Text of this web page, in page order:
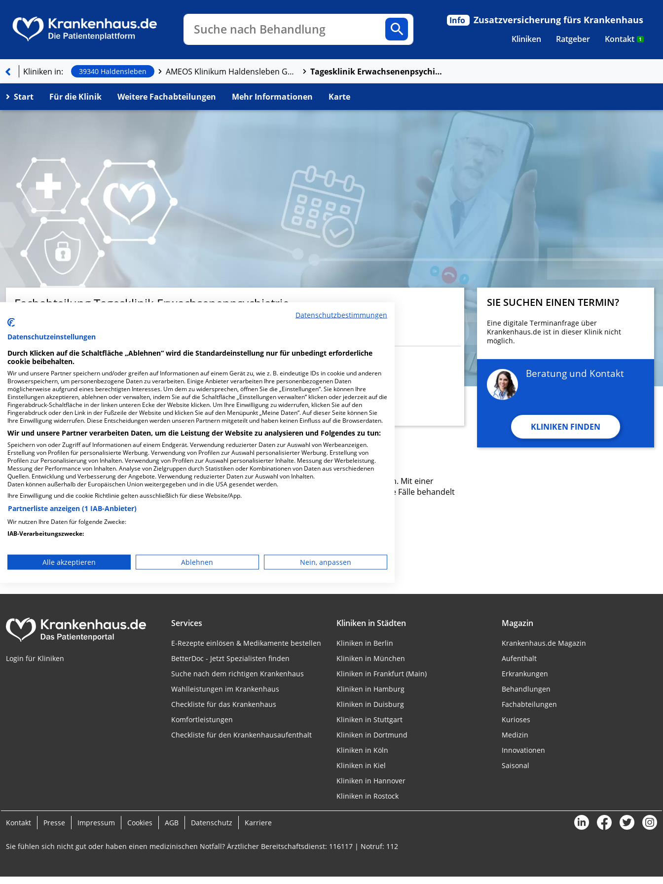
Suche nach Behandlung
Kliniken
Ratgeber Kontakt 1
Info Zusatzversicherung fürs Krankenhaus
Kliniken in: 39340 Haldensleben AMEOS Klinikum Haldensleben GmbH Tagesklinik Erwachsenenpsychiatrie
Start Für die Klinik Weitere Fachabteilungen Mehr Informationen Karte
Fachabteilung Tagesklinik Erwachsenenpsychiatrie
Website
SIE SUCHEN EINEN TERMIN?
Eine digitale Terminanfrage über
Krankenhaus.de ist in dieser Klinik nicht
möglich.
Beratung und Kontakt
KLINIKEN FINDEN
Herzlich Willkommen
AMEOS Klinikum Haldensleben GmbH in der Kiefholzstraße 4 ist ein kleines Krankenhaus in Haldensleben. Mit einer
Kapazität von 188 Betten werden in den spezialisierten Fachabteilungen pro Jahr etwa 1.872 medizinische Fälle behandelt
und therapiert.
Weiterlesen
Besuchszeiten
0 bis 23 Uhr
Login für Kliniken
Services
E-Rezepte einlösen & Medikamente bestellen
BetterDoc - Jetzt Spezialisten finden
Suche nach dem richtigen Krankenhaus
Wahlleistungen im Krankenhaus
Checkliste für das Krankenhaus
Komfortleistungen
Checkliste für den Krankenhausaufenthalt
Kliniken in Städten
Kliniken in Berlin
Kliniken in München
Kliniken in Frankfurt (Main)
Kliniken in Hamburg
Kliniken in Duisburg
Kliniken in Stuttgart
Kliniken in Dortmund
Kliniken in Köln
Kliniken in Kiel
Kliniken in Hannover
Kliniken in Rostock
Magazin
Krankenhaus.de Magazin
Aufenthalt
Erkrankungen
Behandlungen
Fachabteilungen
Kurioses
Medizin
Innovationen
Saisonal
Kontakt Presse Impressum Cookies AGB Datenschutz Karriere
Sie fühlen sich nicht gut oder haben einen medizinischen Notfall? Ärztlicher Bereitschaftsdienst: 116117 | Notruf: 112
Datenschutzbestimmungen
Datenschutzeinstellungen
Durch Klicken auf die Schaltfläche „Ablehnen“ wird die Standardeinstellung nur für unbedingt erforderliche
cookie beibehalten.
Wir und unsere Partner speichern und/oder greifen auf Informationen auf einem Gerät zu, wie z. B. eindeutige IDs in cookie und anderen
Browserspeichern, um personenbezogene Daten zu verarbeiten. Einige Anbieter verarbeiten Ihre personenbezogenen Daten
möglicherweise aufgrund eines berechtigten Interesses. Um dem zu widersprechen, öffnen Sie die „Einstellungen“. Sie können Ihre
Einstellungen akzeptieren, ablehnen oder verwalten, indem Sie auf die Schaltfläche „Einstellungen verwalten“ klicken oder jederzeit auf die
Fingerabdruck-Schaltfläche in der linken unteren Ecke der Website klicken. Um Ihre Einwilligung zu widerrufen, klicken Sie auf den
Fingerabdruck oder den Link in der Fußzeile der Website und klicken Sie auf den Menüpunkt „Meine Daten“. Auf dieser Seite können Sie
Ihre Einwilligung widerrufen. Diese Entscheidungen werden unseren Partnern mitgeteilt und haben keinen Einfluss auf die Browserdaten.
Wir und unsere Partner verarbeiten Daten, um die Leistung der Website zu analysieren und Folgendes zu tun:
Speichern von oder Zugriff auf Informationen auf einem Endgerät. Verwendung reduzierter Daten zur Auswahl von Werbeanzeigen.
Erstellung von Profilen für personalisierte Werbung. Verwendung von Profilen zur Auswahl personalisierter Werbung. Erstellung von
Profilen zur Personalisierung von Inhalten. Verwendung von Profilen zur Auswahl personalisierter Inhalte. Messung der Werbeleistung.
Messung der Performance von Inhalten. Analyse von Zielgruppen durch Statistiken oder Kombinationen von Daten aus verschiedenen
Quellen. Entwicklung und Verbesserung der Angebote. Verwendung reduzierter Daten zur Auswahl von Inhalten.
Daten können außerhalb der Europäischen Union weitergegeben und in die USA gesendet werden.
Ihre Einwilligung und die cookie Richtlinie gelten ausschließlich für diese Website/App.
Partnerliste anzeigen (1 IAB-Anbieter)
Wir nutzen Ihre Daten für folgende Zwecke:
IAB-Verarbeitungszwecke:
Verwendung reduzierter Daten zur Auswahl von Werbeanzeigen
Erstellung von Profilen zur Personalisierung von Inhalten
Verwendung von Profilen zur Auswahl personalisierter Inhalte
Analyse von Zielgruppen durch Statistiken oder Kombinationen von Daten aus
Geräte anhand von aktiv angeforderten Informationen identifizieren
Nicht-IAB-Verarbeitungszwecke:
Notwendig
Alle akzeptieren Ablehnen Nein, anpassen